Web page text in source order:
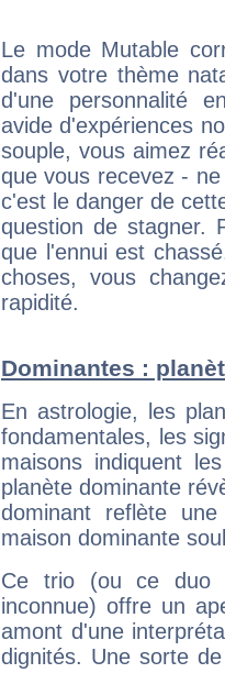
Le mode Mutable
dans votre thème
d'une personnalité
avide d'expériences
souple, vous aimez
que vous recevez -
c'est le danger de
question de stagner.
que l'ennui est
choses, vous
rapidité.
Dominantes :
En astrologie, les
fondamentales, les
maisons indiquent
planète dominante
dominant reflète
maison dominante
Ce trio (ou ce duo
inconnue) offre un
amont d'une
dignités. Une sorte